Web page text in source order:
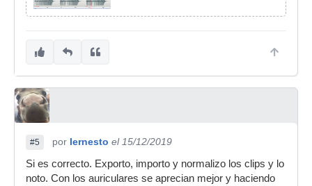
#5 por Iernesto el 15/12/2019
Si es correcto. Exporto, importo y normalizo los clips y lo
noto. Con los auriculares se aprecian mejor y haciendo